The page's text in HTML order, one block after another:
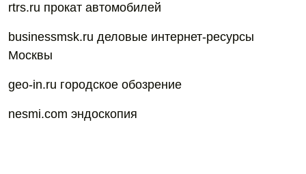
rtrs.ru прокат автомобилей
businessmsk.ru деловые интернет-ресурсы
Москвы
geo-in.ru городское обозрение
nesmi.com эндоскопия